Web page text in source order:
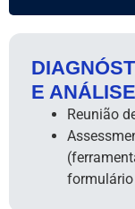
E ANÁLISE
Reunião